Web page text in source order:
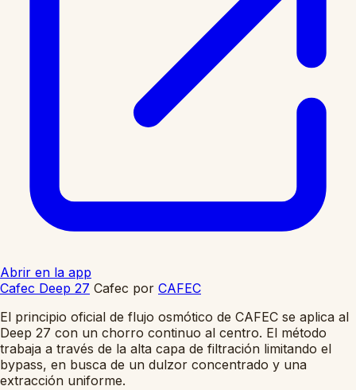
Abrir en la app
Cafec Deep 27 Cafec por CAFEC
El principio oficial de flujo osmótico de CAFEC se aplica al
Deep 27 con un chorro continuo al centro. El método
trabaja a través de la alta capa de filtración limitando el
bypass, en busca de un dulzor concentrado y una
extracción uniforme.